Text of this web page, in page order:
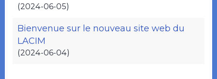
(2024-06-05)
Bienvenue sur le nouveau site web du
LACIM
(2024-06-04)